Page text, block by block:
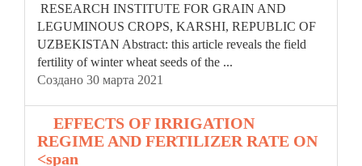
RESEARCH INSTITUTE FOR GRAIN AND
LEGUMINOUS CROPS, KARSHI, REPUBLIC OF
UZBEKISTAN Abstract: this article reveals the field
fertility ofwinterwheat seeds of the ...
Создано 30 марта 2021
EFFECTS OF IRRIGATION
REGIME AND FERTILIZER RATE ON
<span